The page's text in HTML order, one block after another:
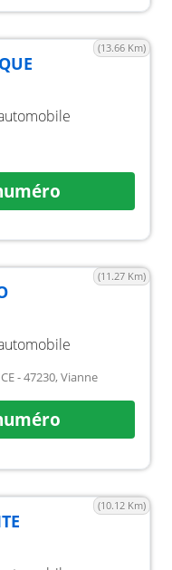
(13.66 Km)
(11.27 Km)
- 47230, Vianne
(10.12 Km)